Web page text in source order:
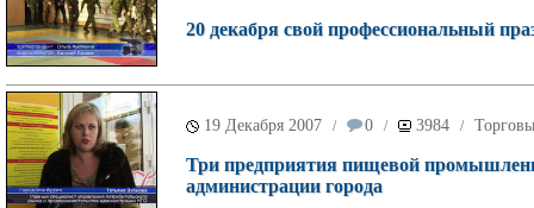
20 декабря свой профессиональный
19 Декабря 2007 / 0 / 3984 /
Три предприятия пищевой
администрации города